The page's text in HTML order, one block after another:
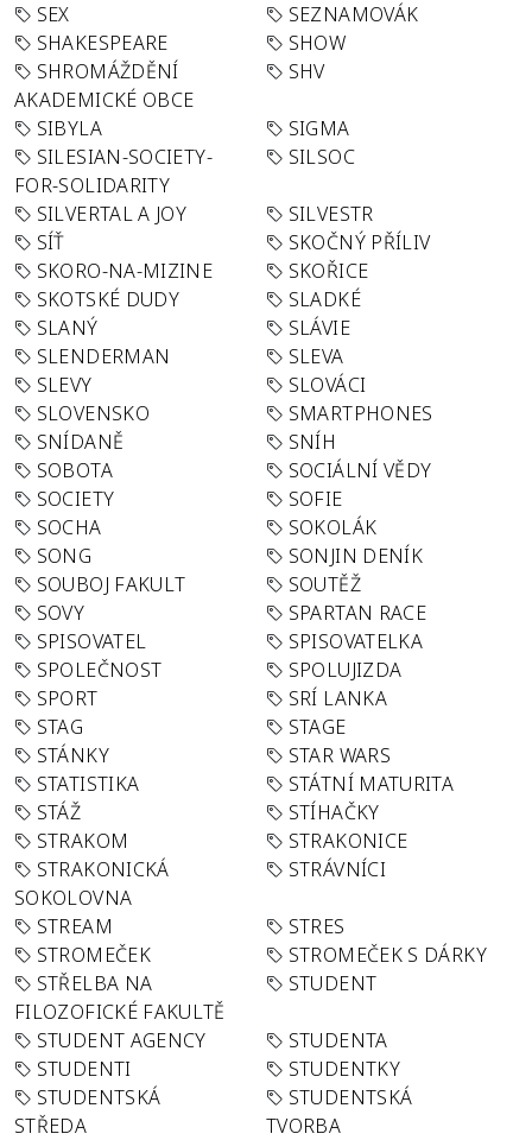
SEX
SEZNAMOVÁK
SHAKESPEARE
SHOW
SHROMÁŽDĚNÍ
AKADEMICKÉ OBCE
SHV
SIBYLA
SIGMA
SILESIAN-SOCIETY-
FOR-SOLIDARITY
SILSOC
SILVERTAL A JOY
SILVESTR
SÍŤ
SKOČNÝ PŘÍLIV
SKORO-NA-MIZINE
SKOŘICE
SKOTSKÉ DUDY
SLADKÉ
SLANÝ
SLÁVIE
SLENDERMAN
SLEVA
SLEVY
SLOVÁCI
SLOVENSKO
SMARTPHONES
SNÍDANĚ
SNÍH
SOBOTA
SOCIÁLNÍ VĚDY
SOCIETY
SOFIE
SOCHA
SOKOLÁK
SONG
SONJIN DENÍK
SOUBOJ FAKULT
SOUTĚŽ
SOVY
SPARTAN RACE
SPISOVATEL
SPISOVATELKA
SPOLEČNOST
SPOLUJIZDA
SPORT
SRÍ LANKA
STAG
STAGE
STÁNKY
STAR WARS
STATISTIKA
STÁTNÍ MATURITA
STÁŽ
STÍHAČKY
STRAKOM
STRAKONICE
STRAKONICKÁ
SOKOLOVNA
STRÁVNÍCI
STREAM
STRES
STROMEČEK
STROMEČEK S DÁRKY
STŘELBA NA
FILOZOFICKÉ FAKULTĚ
STUDENT
STUDENT AGENCY
STUDENTA
STUDENTI
STUDENTKY
STUDENTSKÁ
STŘEDA
STUDENTSKÁ
TVORBA